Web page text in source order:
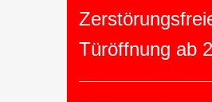
Türöffnung ab